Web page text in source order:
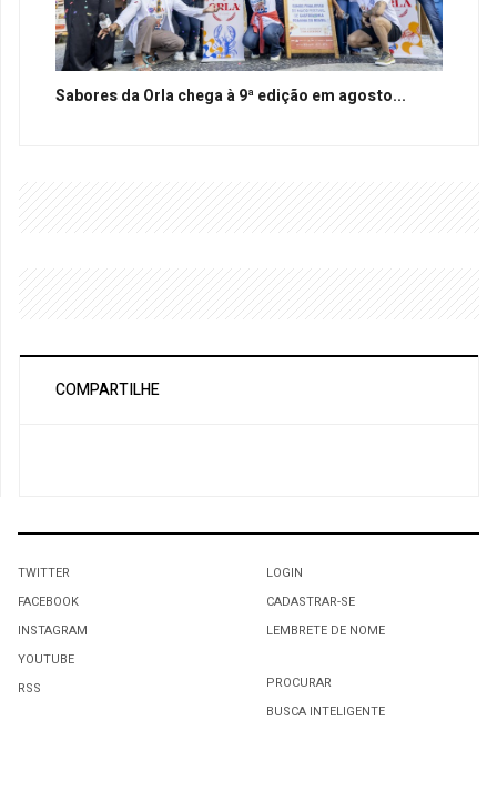
Sabores da Orla chega à 9ª edição em agosto...
COMPARTILHE
TWITTER
FACEBOOK
INSTAGRAM
YOUTUBE
RSS
LOGIN
CADASTRAR-SE
LEMBRETE DE NOME
PROCURAR
BUSCA INTELIGENTE